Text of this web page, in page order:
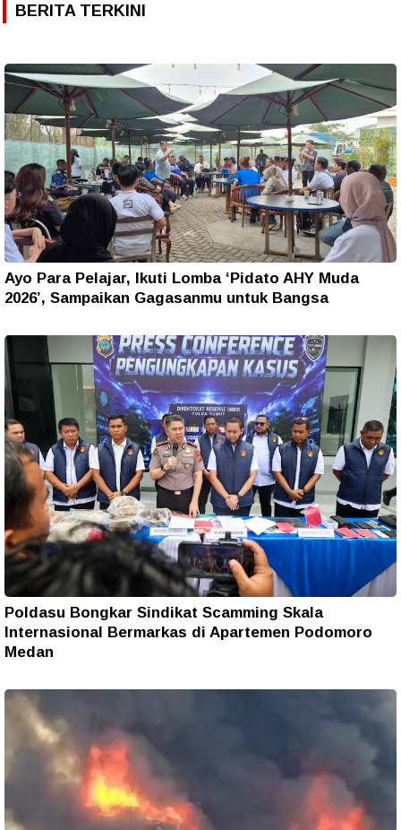
BERITA TERKINI
Ayo Para Pelajar, Ikuti Lomba ‘Pidato AHY Muda
2026’, Sampaikan Gagasanmu untuk Bangsa
Poldasu Bongkar Sindikat Scamming Skala
Internasional Bermarkas di Apartemen Podomoro
Medan